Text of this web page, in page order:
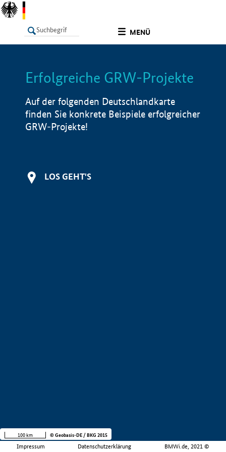
MENÜ
LISTE Info
Erfolgreiche GRW-Projekte
Auf der folgenden Deutschlandkarte
finden Sie konkrete Beispiele erfolgreicher
GRW-Projekte!
LOS GEHT'S
Impressum Datenschutzerklärung BMWi.de, 2021 ©
100 km © Geobasis-DE / BKG 2015